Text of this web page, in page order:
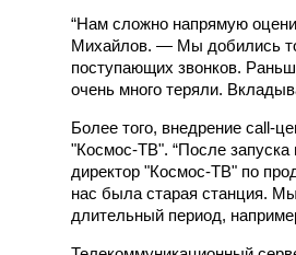
“Нам сложно напрямую
Михайлов. — Мы добились
поступающих звонков.
очень много теряли.
Более того, внедрение call-
"Космос-ТВ". “После
директор "Космос-ТВ" по
нас была старая станция.
длительный период,